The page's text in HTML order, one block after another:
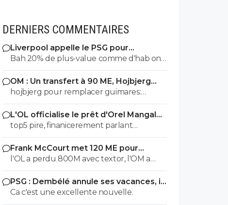
DERNIERS COMMENTAIRES
Liverpool appelle le PSG pour
renoncer à Barcola
Bah 20% de plus-value comme d'hab on
prend
OM : Un transfert à 90 ME, Hojbjerg
s'en va
hojbjerg pour remplacer guimares:
mouillez vous la nuque avant quand
même
L'OL officialise le prêt d'Orel Mangala
à Getafe
top5 pire, finanicerement parlant
surement, sportivement parlant on a eu
des casseroles bien pire
Frank McCourt met 120 ME pour
sauver l’OM !
l'OL a perdu 800M avec textor, l'OM a
gagné 700M avec Mc court , et ils sont
dans la même merde financiere...
PSG : Dembélé annule ses vacances, il
veut tout casser
Ca c'est une excellente nouvelle.